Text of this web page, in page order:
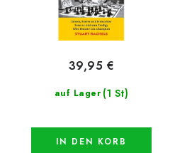
auf Lager (1 St)
39,95 €
IN DEN KORB